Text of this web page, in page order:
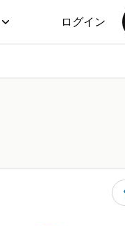
ログイン